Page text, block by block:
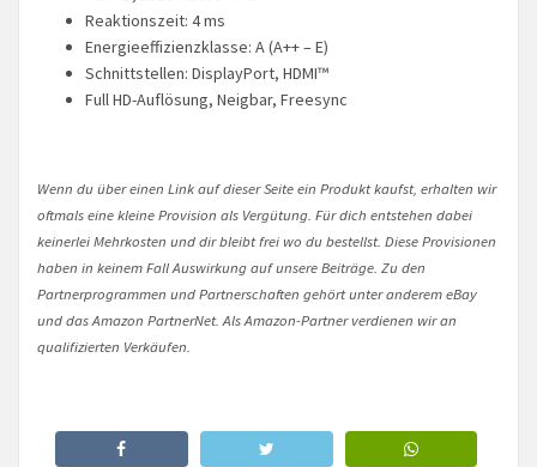
Reaktionszeit: 4 ms
Energieeffizienzklasse: A (A++ – E)
Schnittstellen: DisplayPort, HDMI™
Full HD-Auflösung, Neigbar, Freesync
Wenn du über einen Link auf dieser Seite ein Produkt kaufst, erhalten wir
oftmals eine kleine Provision als Vergütung. Für dich entstehen dabei
keinerlei Mehrkosten und dir bleibt frei wo du bestellst. Diese Provisionen
haben in keinem Fall Auswirkung auf unsere Beiträge. Zu den
Partnerprogrammen und Partnerschaften gehört unter anderem eBay
und das Amazon PartnerNet. Als Amazon-Partner verdienen wir an
qualifizierten Verkäufen.